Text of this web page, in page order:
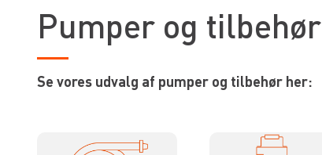
Pumper og tilbehør
Se vores udvalg af pumper og tilbehør her: